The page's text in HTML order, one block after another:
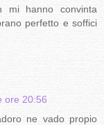
mi hanno convinta
perfetto e soffici
ore 20:56
ne vado propio